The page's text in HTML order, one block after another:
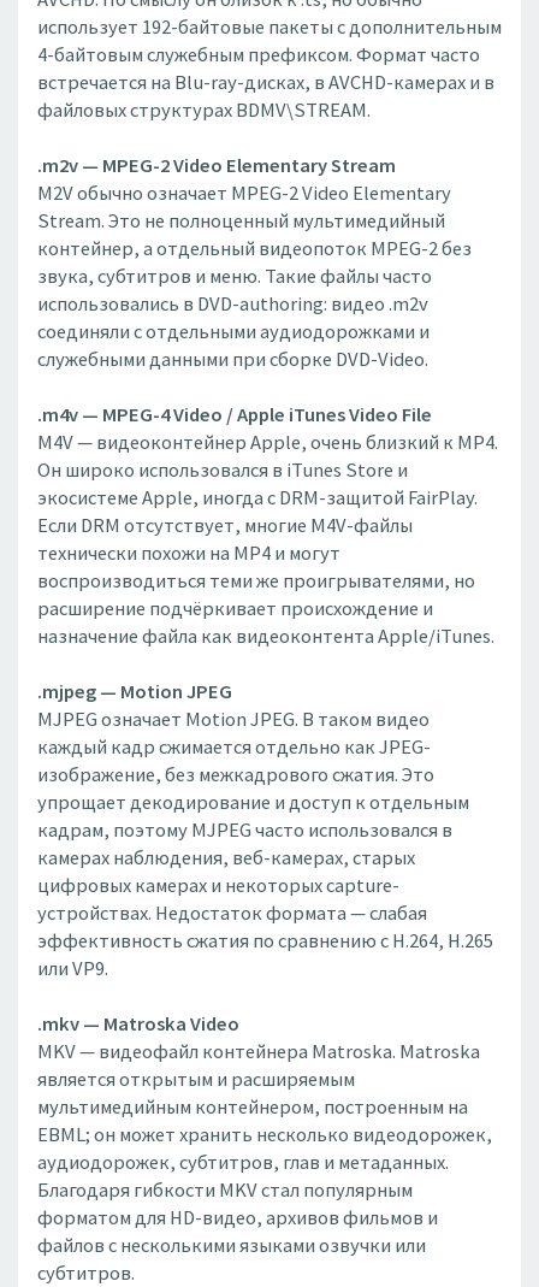
использует 192-байтовые пакеты с дополнительным
4-байтовым служебным префиксом. Формат часто
встречается на Blu-ray-дисках, в AVCHD-камерах и в
файловых структурах BDMV\STREAM.
.m2v — MPEG-2 Video Elementary Stream
M2V обычно означает MPEG-2 Video Elementary
Stream. Это не полноценный мультимедийный
контейнер, а отдельный видеопоток MPEG-2 без
звука, субтитров и меню. Такие файлы часто
использовались в DVD-authoring: видео .m2v
соединяли с отдельными аудиодорожками и
служебными данными при сборке DVD-Video.
.m4v — MPEG-4 Video / Apple iTunes Video File
M4V — видеоконтейнер Apple, очень близкий к MP4.
Он широко использовался в iTunes Store и
экосистеме Apple, иногда с DRM-защитой FairPlay.
Если DRM отсутствует, многие M4V-файлы
технически похожи на MP4 и могут
воспроизводиться теми же проигрывателями, но
расширение подчёркивает происхождение и
назначение файла как видеоконтента Apple/iTunes.
.mjpeg — Motion JPEG
MJPEG означает Motion JPEG. В таком видео
каждый кадр сжимается отдельно как JPEG-
изображение, без межкадрового сжатия. Это
упрощает декодирование и доступ к отдельным
кадрам, поэтому MJPEG часто использовался в
камерах наблюдения, веб-камерах, старых
цифровых камерах и некоторых capture-
устройствах. Недостаток формата — слабая
эффективность сжатия по сравнению с H.264, H.265
или VP9.
.mkv — Matroska Video
MKV — видеофайл контейнера Matroska. Matroska
является открытым и расширяемым
мультимедийным контейнером, построенным на
EBML; он может хранить несколько видеодорожек,
аудиодорожек, субтитров, глав и метаданных.
Благодаря гибкости MKV стал популярным
форматом для HD-видео, архивов фильмов и
файлов с несколькими языками озвучки или
субтитров.